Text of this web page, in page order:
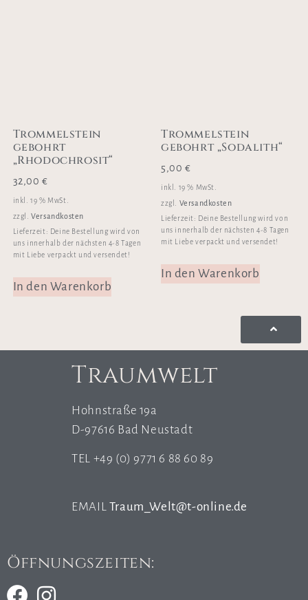
Trommelstein
gebohrt
„Rhodochrosit“
32,00€
inkl. 19 % MwSt.
zzgl.Versandkosten
Lieferzeit: Deine Bestellung wird von
uns innerhalb der nächsten 4-8 Tagen
mit Liebe verpackt und versendet!
In den Warenkorb
Trommelstein
gebohrt „Sodalith“
5,00 €
inkl. 19 % MwSt.
zzgl. Versandkosten
Lieferzeit: Deine Bestellung wird von
uns innerhalb der nächsten 4-8 Tagen
mit Liebe verpackt und versendet!
In den Warenkorb
Traumwelt
Hohnstraße 19a
D-97616 Bad Neustadt
TEL +49 (0) 9771 6 88 60 89
EMAIL Traum_Welt@t-online.de
Öffnungszeiten: